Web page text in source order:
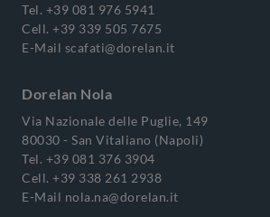
Tel. +39 081 976 5941
Cell. +39 339 505 7675
E-Mail scafati@dorelan.it
Dorelan Nola
Via Nazionale delle Puglie, 149
80030 - San Vitaliano (Napoli)
Tel. +39 081 376 3904
Cell. +39 338 261 2938
E-Mail nola.na@dorelan.it